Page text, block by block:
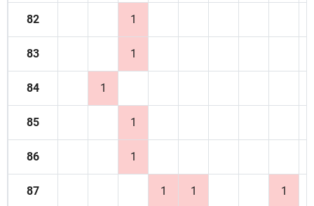
82 1
83 1
84 1
85 1
86 1
87 1 1 1